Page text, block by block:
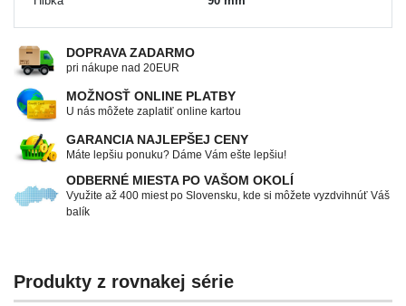
DOPRAVA ZADARMO
pri nákupe nad 20EUR
MOŽNOSŤ ONLINE PLATBY
U nás môžete zaplatiť online kartou
GARANCIA NAJLEPŠEJ CENY
Máte lepšiu ponuku? Dáme Vám ešte lepšiu!
ODBERNÉ MIESTA PO VAŠOM OKOLÍ
Využite až 400 miest po Slovensku, kde si môžete vyzdvihnúť Váš
balík
Produkty z rovnakej série